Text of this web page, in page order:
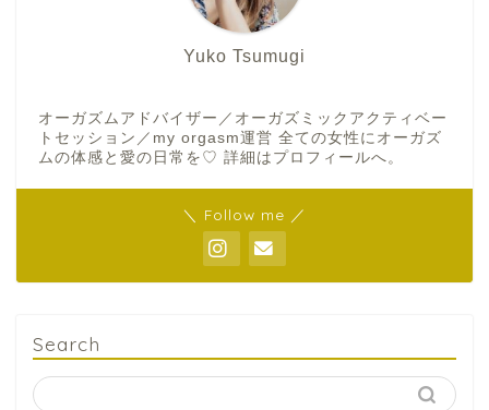
Yuko Tsumugi
オーガズムアドバイザー／オーガズミックアクティベー
トセッション／my orgasm運営 全ての女性にオーガズ
ムの体感と愛の日常を♡ 詳細はプロフィールへ。
＼ Follow me ／
Search